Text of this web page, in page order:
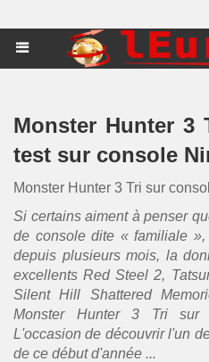
Monster Hunter 3
test sur console
Monster Hunter 3 Tri sur
Si certains aiment à penser
de console dite « familiale
depuis plusieurs mois, la
excellents Red Steel 2,
Silent Hill Shattered
Monster Hunter 3 Tri sur
L'occasion de découvrir l'un
de ce début d'année ...